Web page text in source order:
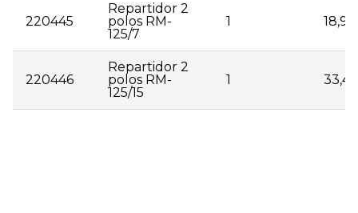
220445
Repartidor 2
polos RM-
125/7
1 18,90
220446
Repartidor 2
polos RM-
125/15
1 33,46